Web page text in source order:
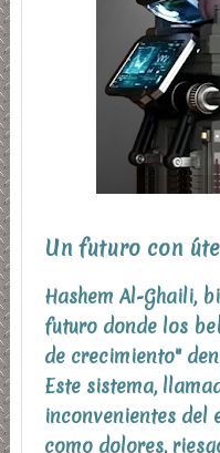
Un futuro con
Hashem Al-Ghaili,
futuro donde los
de crecimiento"
Este sistema,
inconvenientes
como dolores,